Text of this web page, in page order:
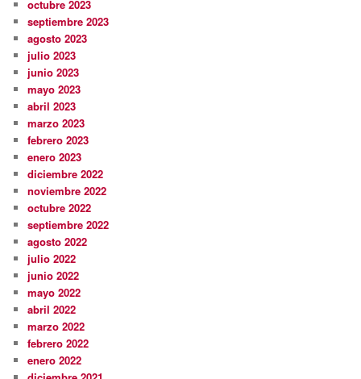
octubre 2023
septiembre 2023
agosto 2023
julio 2023
junio 2023
mayo 2023
abril 2023
marzo 2023
febrero 2023
enero 2023
diciembre 2022
noviembre 2022
octubre 2022
septiembre 2022
agosto 2022
julio 2022
junio 2022
mayo 2022
abril 2022
marzo 2022
febrero 2022
enero 2022